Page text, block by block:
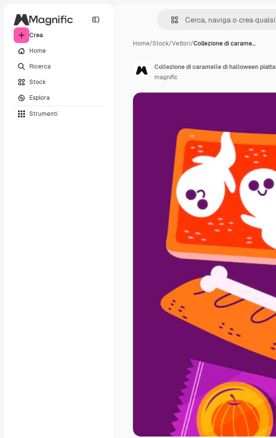
Crea
Home
Ricerca
Stock
Esplora
Strumenti
Home/Stock/Vettori/Collezione di carame…
Collezione di caramelle di halloween piatta
magnific